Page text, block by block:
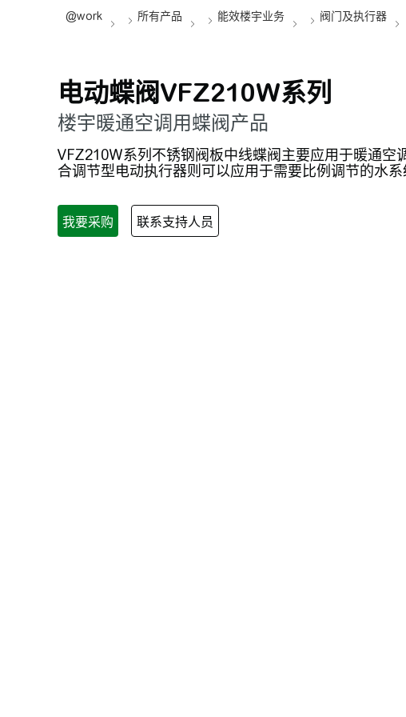
电动蝶阀VFZ210W系列
楼宇暖通空调用蝶阀产品
VFZ210W系列不锈钢阀板中线蝶阀主要应用于暖通
合调节型电动执行器则可以应用于需要比例调节的水系